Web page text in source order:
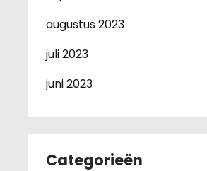
augustus 2023
juli 2023
juni 2023
Categorieën